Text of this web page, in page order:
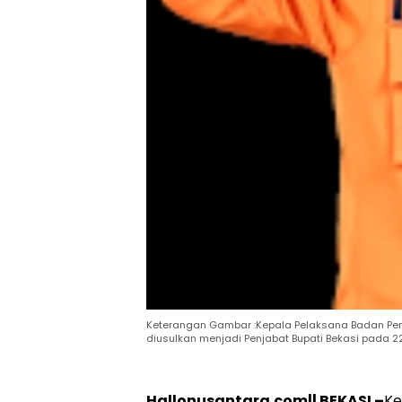
Keterangan Gambar :Kepala Pelaksana Badan
diusulkan menjadi Penjabat Bupati Bekasi pada
Peristiwa
Viral…!
Kakek Diduga
Tunawisma
Dikeluhkan
Penumpang
TransJakarta